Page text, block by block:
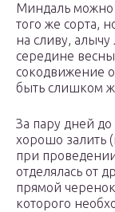
Миндаль можно
того же сорта,
на сливу, алычу
середине
сокодвижение
быть слишком
За пару дней
хорошо залить
при
отделялась от
прямой
которого